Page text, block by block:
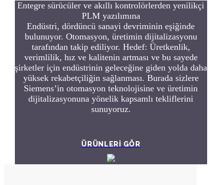
Entegre sürücüler ve akıllı kontrolörlerden yenilikçi
PLM yazılımına
Endüstri, dördüncü sanayi devriminin eşiğinde
bulunuyor. Otomasyon, üretimin dijitalizasyonu
tarafından takip ediliyor. Hedef: Üretkenlik,
verimlilik, hız ve kalitenin artması ve bu sayede
şirketler için endüstrinin geleceğine giden yolda daha
yüksek rekabetçiliğin sağlanması. Burada sizlere
Siemens’in otomasyon teknolojisine ve üretimin
dijitalizasyonuna yönelik kapsamlı tekliflerini
sunuyoruz.
ÜRÜNLERİ GÖR